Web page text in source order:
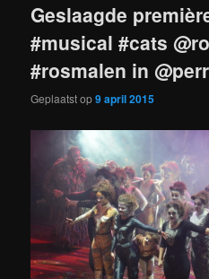
Geslaagde
#musical #cats
#rosmalen in
Geplaatst op9 april 2015